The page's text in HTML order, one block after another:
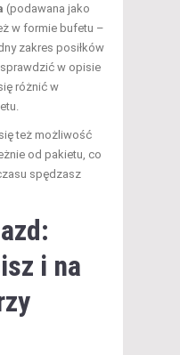
(podawana jako
w formie bufetu –
zakres posiłków
w opisie
różnić w
też możliwość
od pakietu, co
spędzasz
i na